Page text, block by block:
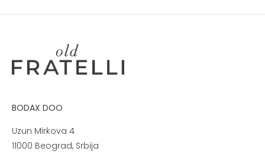
BODAX DOO
Uzun Mirkova 4
11000 Beograd, Srbija